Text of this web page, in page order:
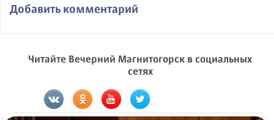
Добавить комментарий
Читайте Вечерний Магнитогорск в социальных
сетях